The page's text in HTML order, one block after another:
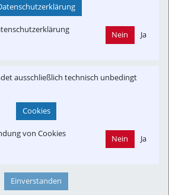
Newslink Verkehrspolitik
Nein Ja
ausschließlich technisch unbedingt
Cookies
von Cookies
Nein Ja
Einverstanden